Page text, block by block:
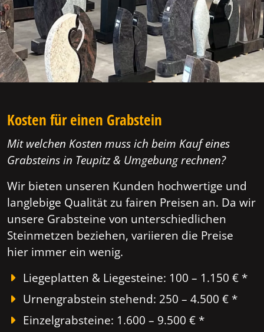
Kosten für einen Grabstein
Mit welchen Kosten muss ich beim Kauf eines
Grabsteins in Teupitz & Umgebung rechnen?
Wir bieten unseren Kunden hochwertige und
langlebige Qualität zu fairen Preisen an. Da wir
unsere Grabsteine von unterschiedlichen
Steinmetzen beziehen, variieren die Preise
hier immer ein wenig.
Liegeplatten & Liegesteine: 100 – 1.150 € *
Urnengrabstein stehend: 250 – 4.500 € *
Einzelgrabsteine: 1.600 – 9.500 € *